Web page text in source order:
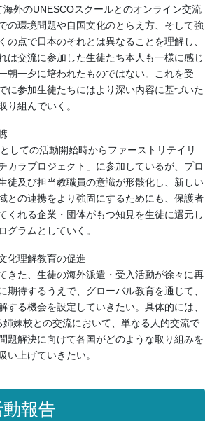
外のUNESCOスクールとのオンライン交流
の環境問題や自国文化のとらえ方、そして強
の点で日本のそれとは異なることを理解し、
は交流に参加した生徒たち本人も一様に感じ
朝一夕に培われたものではない。これを受
に参加生徒たちにはより深い内容に基づいた
り組んでいく。
しての活動開始時からファーストリテイリ
カラプロジェクト」に参加しているが、プロ
徒及び担当教職員の意識が形骸化し、新しい
との連携をより強固にするためにも、保護者
くれる企業・団体がもつ知見を生徒に還元し
グラムとしていく。
化理解教育の促進
きた、生徒の海外派遣・受入活動が徐々に再
期待するうえで、グローバル教育を通じて、
する機会を設定していきたい。具体的には、
妹校との交流において、単なる人的交流で
題解決に向けて各国がどのような取り組みを
い上げていきたい。
報告